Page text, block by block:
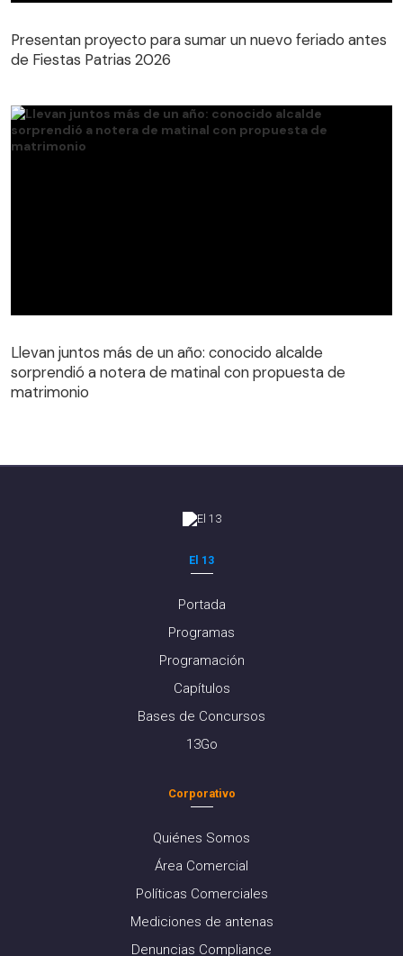
Presentan proyecto para sumar un nuevo feriado antes
de Fiestas Patrias 2026
Llevan juntos más de un año: conocido alcalde
sorprendió a notera de matinal con propuesta de
matrimonio
El 13
Portada
Programas
Programación
Capítulos
Bases de Concursos
13Go
Corporativo
Quiénes Somos
Área Comercial
Políticas Comerciales
Mediciones de antenas
Denuncias Compliance